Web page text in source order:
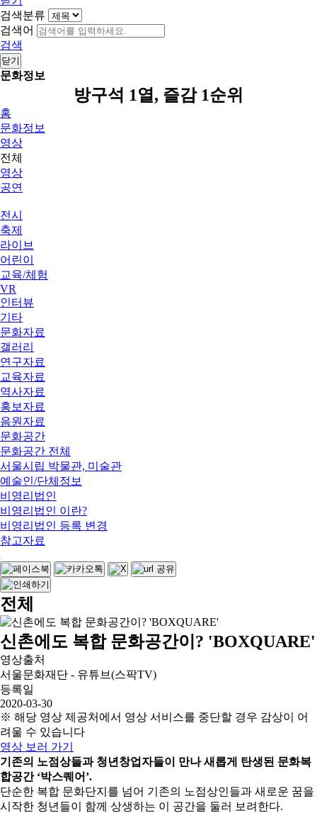
검색분류
검색어
검색
닫기
문화정보
방구석 1열, 즐감 1순위
홈
문화정보
영상
전체
영상
공연
전시
축제
라이브
어린이
교육/체험
VR
인터뷰
기타
문화자료
갤러리
연구자료
교육자료
역사자료
홍보자료
음원자료
문화공간
문화공간 전체
서울시립 박물관, 미술관
예술인/단체정보
비영리법인
비영리법인 이란?
비영리법인 등록 변경
참고자료
전체
신촌에도 복합 문화공간이? 'BOXQUARE'
영상출처
서울문화재단 - 유튜브(스팍TV)
등록일
2020-03-30
※ 해당 영상 제공처에서 영상 서비스를 중단할 경우 감상이 어
려울 수 있습니다
영상 보러 가기
기존의 노점상들과 청년창업자들이 만나 새롭게 탄생된 문화복
합공간 ‘박스퀘어’.
단순한 복합 문화단지를 넘어 기존의 노점상인들과 새로운 꿈을
시작한 청년들이 함께 상생하는 이 공간을 둘러 보려한다.